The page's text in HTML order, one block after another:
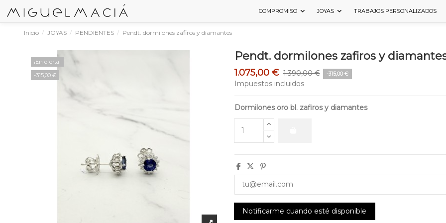
COMPROMISO JOYAS TRABAJOS PERSONALIZADOS
Inicio JOYAS PENDIENTES Pendt. dormilones zafiros y diamantes
¡En oferta!
-315,00 €
Pendt. dormilones zafiros y
1.075,00 € 1.390,00 € -315,00 €
Impuestos incluidos
Dormilones oro bl. zafiros y diamantes